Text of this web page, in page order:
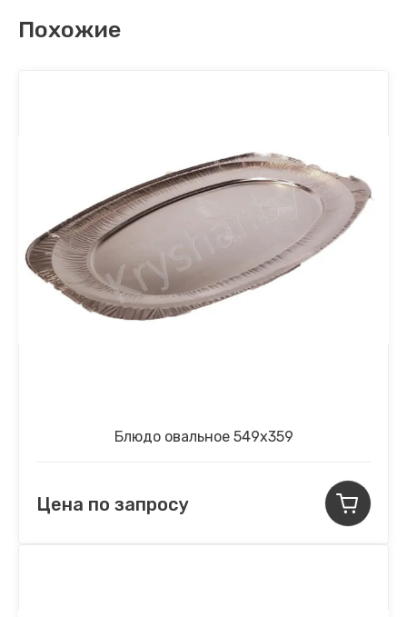
Похожие
Блюдо овальное 549х359
Цена по запросу